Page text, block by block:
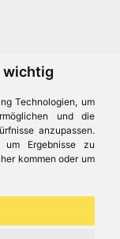
wichtig
Technologien, um
und die
anzupassen.
um Ergebnisse zu
kommen oder um